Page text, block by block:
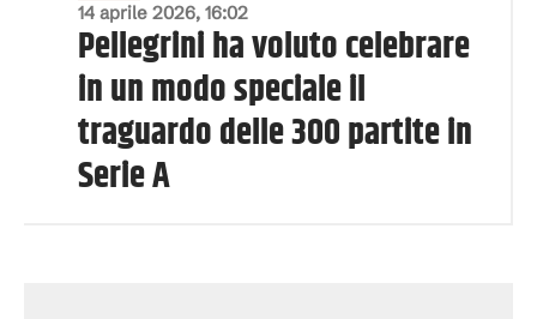
14 aprile 2026, 16:02
Pellegrini ha voluto celebrare
in un modo speciale il
traguardo delle 300 partite in
Serie A